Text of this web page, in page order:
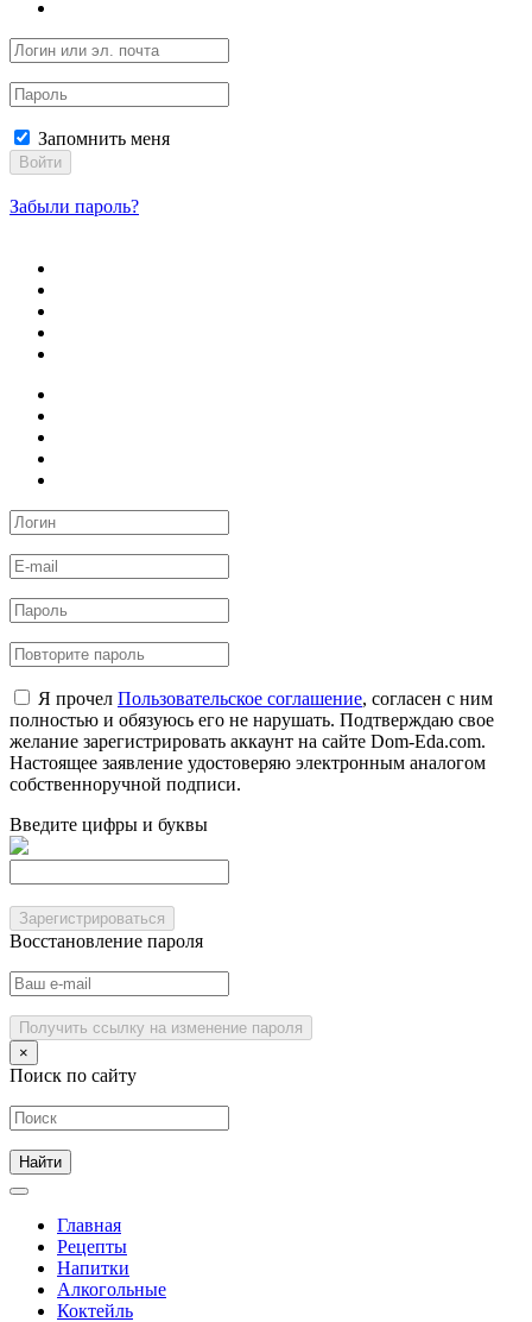
Запомнить меня
Войти
Забыли пароль?
Я прочел Пользовательское соглашение, согласен с ним
полностью и обязуюсь его не нарушать. Подтверждаю свое
желание зарегистрировать аккаунт на сайте Dom-Eda.com.
Настоящее заявление удостоверяю электронным аналогом
собственноручной подписи.
Введите цифры и буквы
Зарегистрироваться
Восстановление пароля
Получить ссылку на изменение пароля
×
Поиск по сайту
Главная
Рецепты
Напитки
Алкогольные
Коктейль